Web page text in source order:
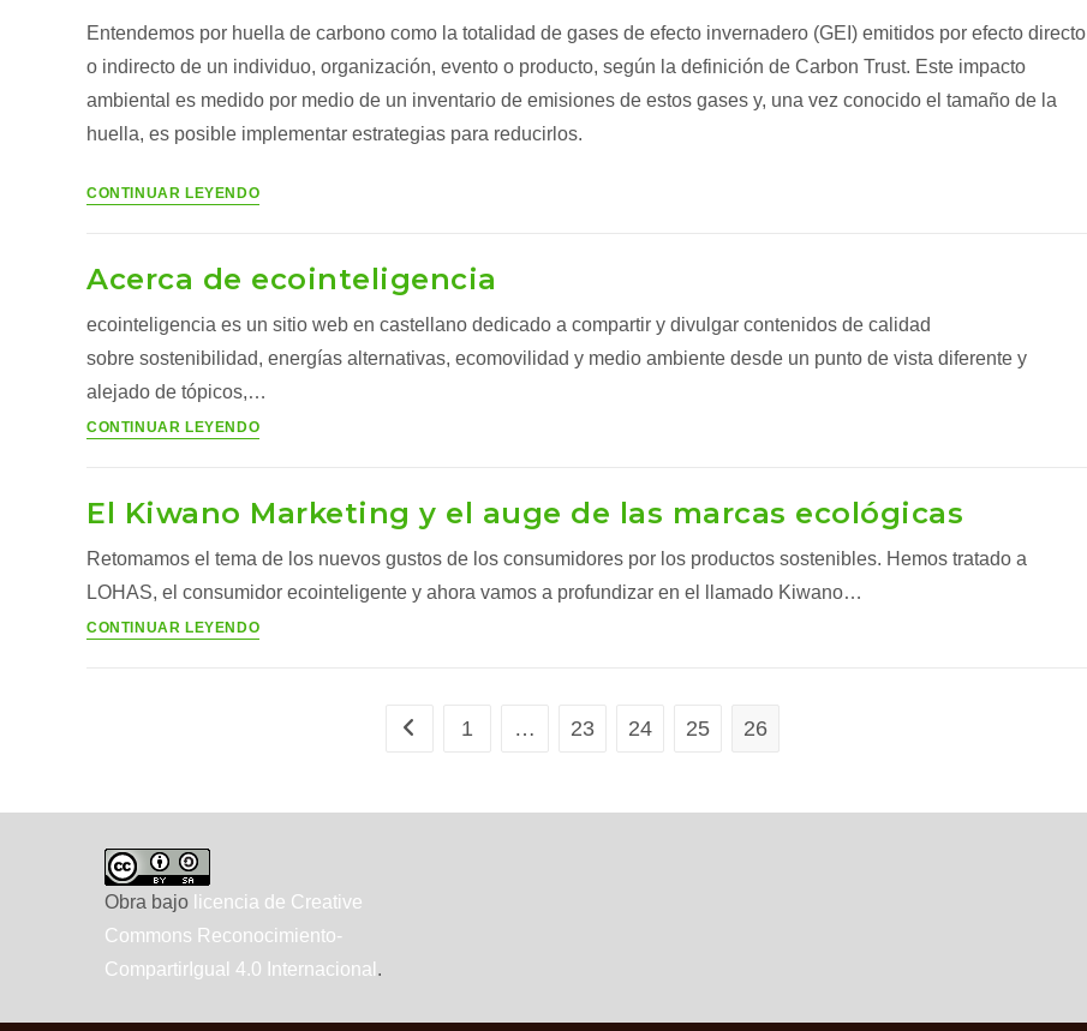
Entendemos por huella de carbono como la totalidad de gases de efecto invernadero (GEI) emitidos por efecto directo
o indirecto de un individuo, organización, evento o producto, según la definición de Carbon Trust. Este impacto
ambiental es medido por medio de un inventario de emisiones de estos gases y, una vez conocido el tamaño de la
huella, es posible implementar estrategias para reducirlos.
CONTINUAR LEYENDO¿Cuál
huella
Acerca de ecointeligencia
ecointeligencia es un sitio web en castellano dedicado a compartir y divulgar contenidos de calidad
sobre sostenibilidad, energías alternativas, ecomovilidad y medio ambiente desde un punto de vista diferente y
alejado de tópicos,…
CONTINUAR LEYENDOAcerca
El Kiwano Marketing y el auge de las marcas ecológicas
Retomamos el tema de los nuevos gustos de los consumidores por los productos sostenibles. Hemos tratado a
LOHAS, el consumidor ecointeligente y ahora vamos a profundizar en el llamado Kiwano…
CONTINUAR LEYENDOEl
ecológicas
Ir a la página anterior
1 … 23 24 25 26
Obra bajo licencia de Creative
Commons Reconocimiento-
CompartirIgual 4.0 Internacional .